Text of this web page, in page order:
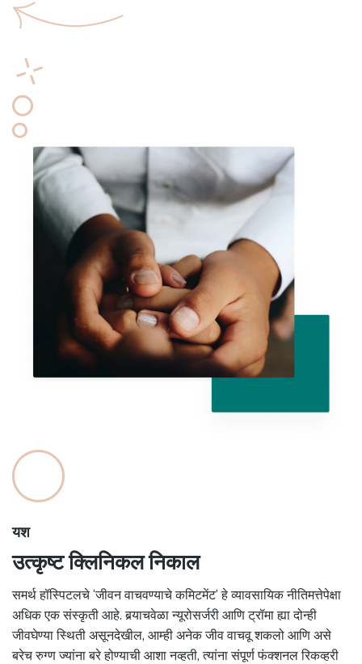
यश
उत्कृष्ट क्लिनिकल निकाल
समर्थ हॉस्पिटलचे ‘जीवन वाचवण्याचे कमिटमेंट’ हे व्यावसायिक नीतिमत्तेपेक्षा
अधिक एक संस्कृती आहे. बर्‍याचवेळा न्यूरोसर्जरी आणि ट्रॉमा ह्या दोन्ही
जीवघेण्या स्थिती असूनदेखील, आम्ही अनेक जीव वाचवू शकलो आणि असे
बरेच रुग्ण ज्यांना बरे होण्याची आशा नव्हती, त्यांना संपूर्ण फंक्शनल रिकव्हरी